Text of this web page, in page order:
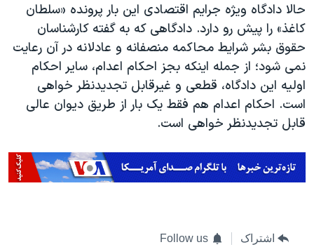
حالا دادگاه ویژه جرایم اقتصادی این بار پرونده «سلطان
کاغذ» را پیش رو دارد. دادگاهی که به گفته کارشناسان
حقوق بشر شرایط محاکمه منصفانه و عادلانه در آن رعایت
نمی شود؛ از جمله اینکه بجز احکام اعدام، سایر احکام
اولیه این دادگاه، قطعی و غیرقابل تجدیدنظر خواهی
است. احکام اعدام هم فقط یک بار از طریق دیوان عالی
قابل تجدیدنظر خواهی است.
اشتراک Follow us